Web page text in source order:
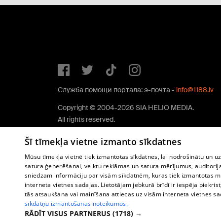
Служба помощи портала: э-почта - info@1188.lv
Copyright © 2004-2026 SIA HELIO MEDIA.
All rights reserved.
Šī tīmekļa vietne izmanto sīkdatnes
Mūsu tīmekļa vietnē tiek izmantotas sīkdatnes, lai nodrošinātu un
satura ģenerēšanai, veiktu reklāmas un satura mērījumus,
sniedzam informāciju par visām sīkdatnēm, kuras tiek izmantotas
interneta vietnes sadaļas. Lietotājam jebkurā brīdī ir iespēja
tās atsaukšana vai mainīšana attiecas uz visām interneta vietnes
sīkdatņu izmantošanas noteikumos.
RĀDĪT VISUS PARTNERUS (1718) →